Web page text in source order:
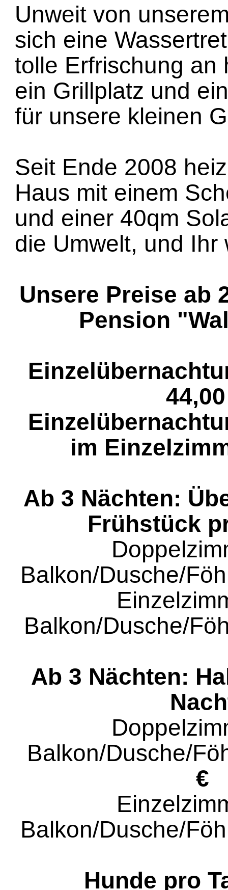
Unweit von
sich eine
tolle Erfrischung an
ein Grillplatz und
für unsere kleinen
Seit Ende 2008
Haus mit einem
und einer 40qm
die Umwelt, und Ihr
Unsere Preise ab
Pension
im
Ab 3 Nächten:
Frühstück
Balkon/Dusche/
Balkon/Dusche/
Ab 3 Nächten:
Balkon/Dusche/
€
Balkon/Dusche/
Hunde pro